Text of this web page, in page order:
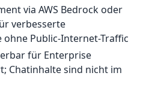
via AWS Bedrock oder
verbesserte
Public-Internet-Traffic
für Enterprise
Chatinhalte sind nicht im